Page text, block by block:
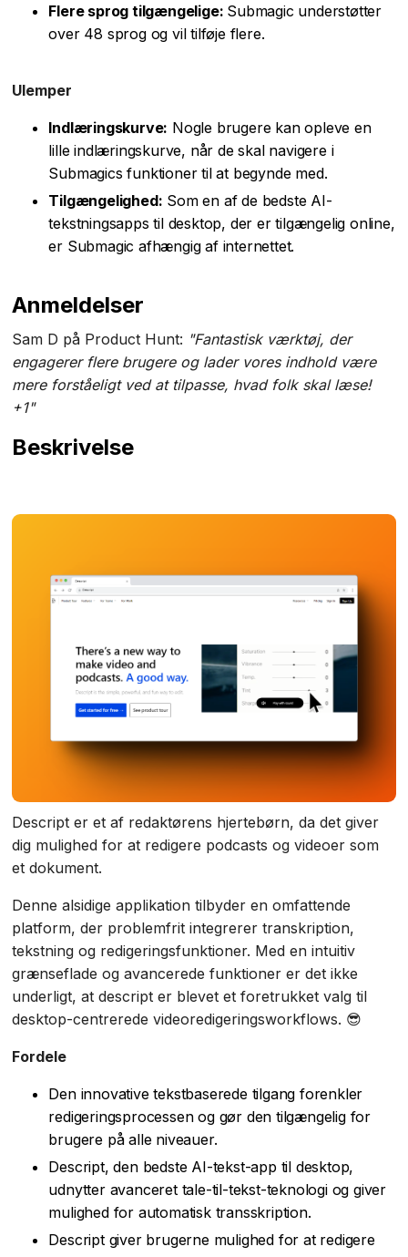
Flere sprog tilgængelige: Submagic understøtter
over 48 sprog og vil tilføje flere.
Ulemper
Indlæringskurve: Nogle brugere kan opleve en
lille indlæringskurve, når de skal navigere i
Submagics funktioner til at begynde med.
Tilgængelighed: Som en af de bedste AI-
tekstningsapps til desktop, der er tilgængelig online,
er Submagic afhængig af internettet.
Anmeldelser
Sam D på Product Hunt: "Fantastisk værktøj, der
engagerer flere brugere og lader vores indhold være
mere forståeligt ved at tilpasse, hvad folk skal læse!
+1"
Beskrivelse
Descript er et af redaktørens hjertebørn, da det giver
dig mulighed for at redigere podcasts og videoer som
et dokument.
Denne alsidige applikation tilbyder en omfattende
platform, der problemfrit integrerer transkription,
tekstning og redigeringsfunktioner. Med en intuitiv
grænseflade og avancerede funktioner er det ikke
underligt, at descript er blevet et foretrukket valg til
desktop-centrerede videoredigeringsworkflows. 😎
Fordele
Den innovative tekstbaserede tilgang forenkler
redigeringsprocessen og gør den tilgængelig for
brugere på alle niveauer.
Descript, den bedste AI-tekst-app til desktop,
udnytter avanceret tale-til-tekst-teknologi og giver
mulighed for automatisk transskription.
Descript giver brugerne mulighed for at redigere